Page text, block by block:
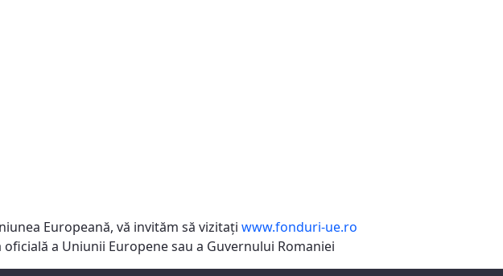
Europeană, vă invităm să vizitaţi www.fonduri-ue.ro
a Uniunii Europene sau a Guvernului Romaniei